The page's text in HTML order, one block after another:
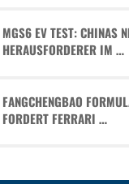
MGS6 EV TEST: CHINAS
HERAUSFORDERER IM …
FANGCHENGBAO
FORDERT FERRARI …